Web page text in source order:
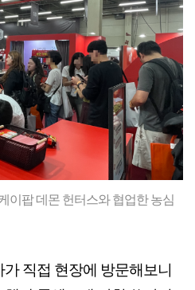
이팝 데몬 헌터스와 협업한 농심
직접 현장에 방문해보니